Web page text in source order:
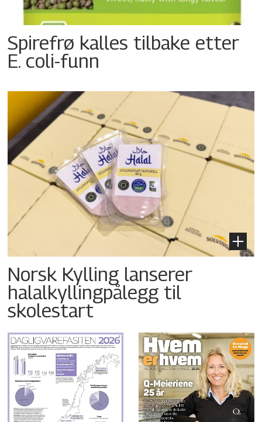
Spirefrø kalles tilbake etter
E. coli-funn
Norsk Kylling lanserer
halalkyllingpålegg til
skolestart